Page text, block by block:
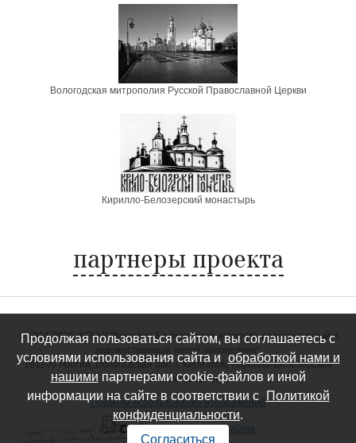
Вологодская митрополия Русской Православной Церкви
Кирилло-Белозерский монастырь
партнеры проекта
©1924-2026 ФГБУК "Кирилло-Белозерский историко-архитектурный и
художественный музей-заповедник".
161100 Россия, Вологодская обл, г. Кириллов, Кирилло-Белозерский
музей-заповедник
Правила использования изображений
Создание сайта
Продолжая пользоваться сайтом, вы соглашаетесь с
условиями использования сайта и обработкой нами и
нашими партнерами cookie-файлов и иной
информации на сайте в соответствии с Политикой
конфиденциальности.
Согласиться